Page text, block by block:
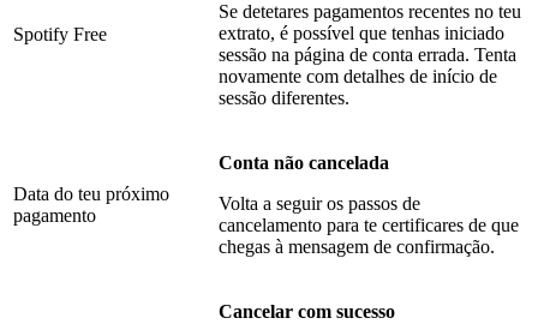
Spotify Free
Se detetares pagamentos recentes no teu
extrato, é possível que tenhas iniciado
sessão na página de conta errada. Tenta
novamente com detalhes de início de
sessão diferentes.
Data do teu próximo
pagamento
Conta não cancelada
Volta a seguir os passos de
cancelamento para te certificares de que
chegas à mensagem de confirmação.
Cancelar com sucesso